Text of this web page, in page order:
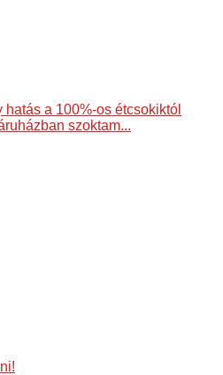
a 100%-os étcsokiktól
szoktam...